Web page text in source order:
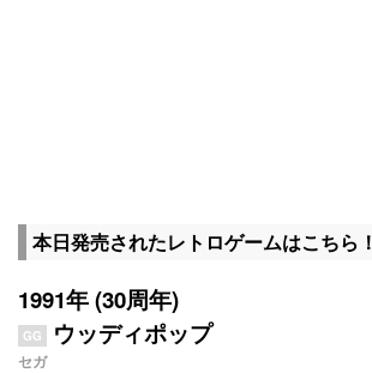
本日発売されたレトロゲームはこちら！
1991年 (30周年)
GG ウッディポップ
セガ